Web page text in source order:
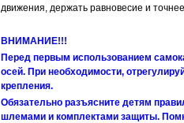
движения, держать равновесие и
ВНИМАНИЕ!!!
Перед первым использованием
осей. При необходимости,
крепления.
Обязательно разъясните детям
шлемами и комплектами защиты.